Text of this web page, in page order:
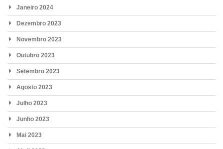
Janeiro 2024
Dezembro 2023
Novembro 2023
Outubro 2023
Setembro 2023
Agosto 2023
Julho 2023
Junho 2023
Mai 2023